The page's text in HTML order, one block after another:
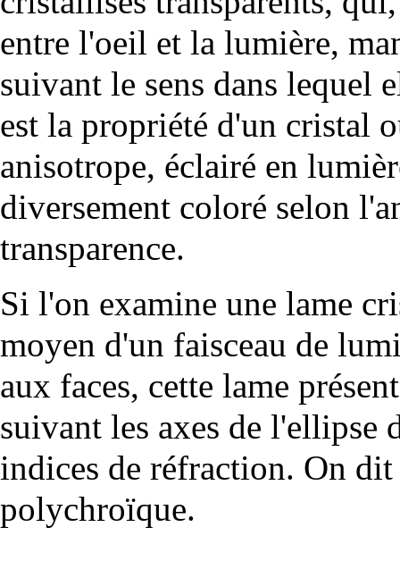
entre l'oeil et la lumière,
suivant le sens dans lequel
est la propriété d'un cristal
anisotrope, éclairé en
diversement coloré selon
transparence.
Si l'on examine une lame
moyen d'un faisceau de
aux faces, cette lame
suivant les axes de l'ellipse
indices de réfraction. On dit
polychroïque.